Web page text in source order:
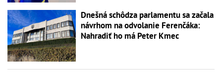
Dnešná schôdza parlamentu sa začala
návrhom na odvolanie Ferenčáka:
Nahradiť ho má Peter Kmec